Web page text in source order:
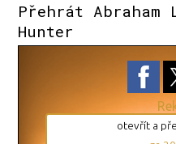
Přehrát Abraham
Hunter
otevřít a